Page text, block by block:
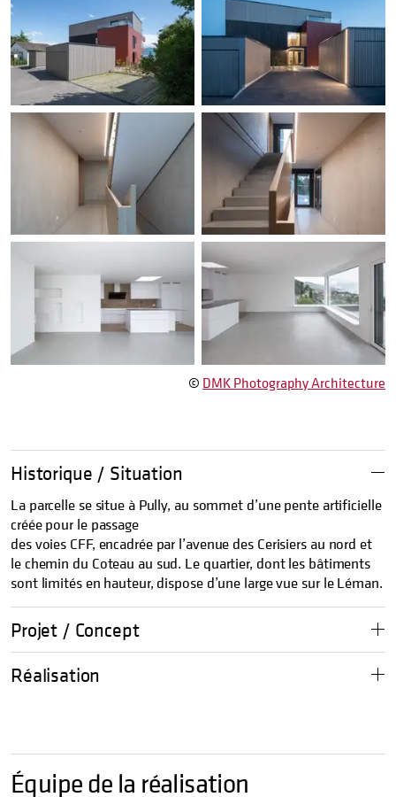
© DMK Photography Architecture
Historique / Situation
La parcelle se situe à Pully, au sommet d’une pente artificielle
créée pour le passage
des voies CFF, encadrée par l’avenue des Cerisiers au nord et
le chemin du Coteau au sud. Le quartier, dont les bâtiments
sont limités en hauteur, dispose d’une large vue sur le Léman.
Projet / Concept
Réalisation
Équipe de la réalisation